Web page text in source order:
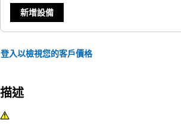
新增設備
登入以檢視您的客戶價格
描述